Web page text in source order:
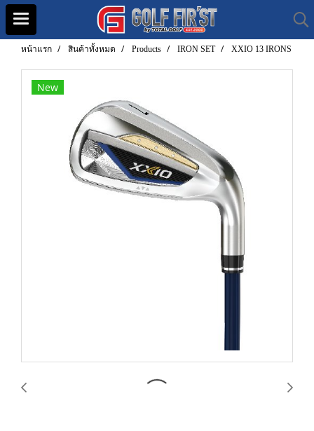
หน้าแรก สินค้าทั้งหมด Products IRON SET XXIO 13 IRONS
New